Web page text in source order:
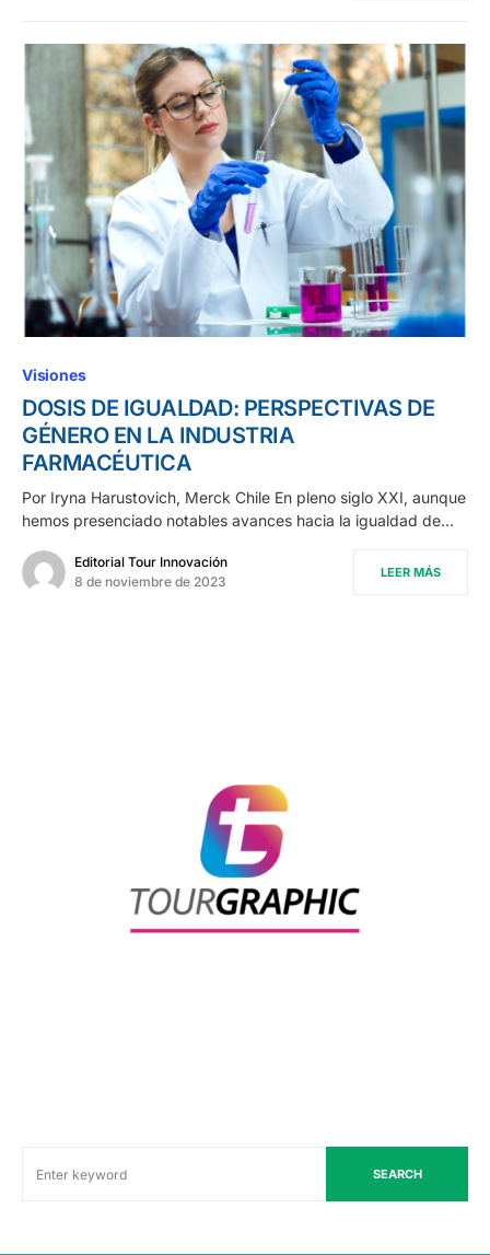
Visiones
DOSIS DE IGUALDAD: PERSPECTIVAS DE
GÉNERO EN LA INDUSTRIA
FARMACÉUTICA
Por Iryna Harustovich, Merck Chile En pleno siglo XXI, aunque
hemos presenciado notables avances hacia la igualdad de…
Editorial Tour Innovación
8 de noviembre de 2023
LEER MÁS
SEARCH